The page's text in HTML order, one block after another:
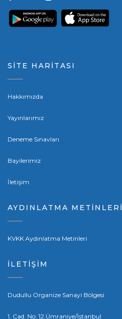
SİTE HARİTASI
Hakkımızda
Yayınlarımız
Deneme Sınavları
Bayilerimiz
İletişim
AYDINLATMA METİNLERİ
KVKK Aydınlatma Metinleri
İLETİŞİM
Dudullu Organize Sanayi Bölgesi
1. Cad. No: 12 Ümraniye/İstanbul